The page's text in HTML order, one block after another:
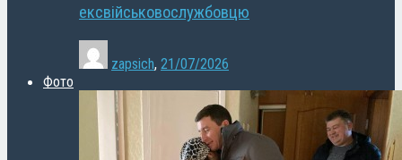
ексвійськовослужбовцю
zapsich, 21/07/2026
Фото